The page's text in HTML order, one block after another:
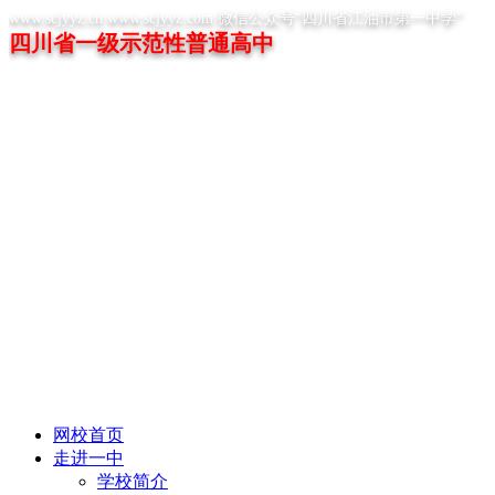
www.scjyyz.cn www.scjyyz.com 微信公众号“四川省江油市第一中学”
四川省一级示范性普通高中
网校首页
走进一中
学校简介